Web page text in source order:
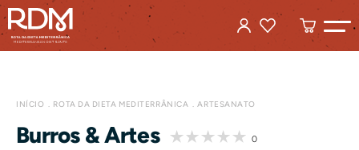
INÍCIO ROTA DA DIETA MEDITERRÂNICA ARTESANATO
Burros & Artes 0